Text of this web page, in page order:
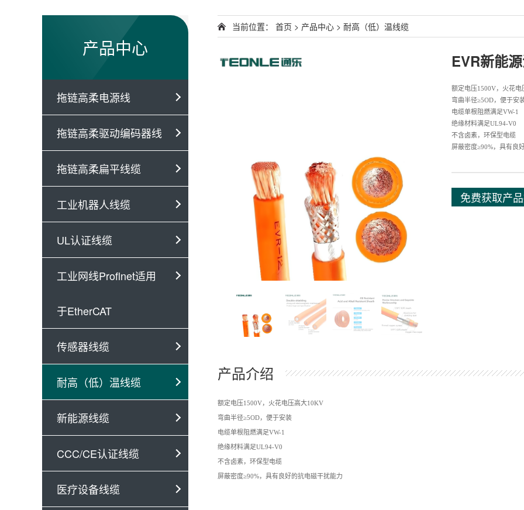
产品中心
拖链高柔电源线
拖链高柔驱动编码器线
拖链高柔扁平线缆
工业机器人线缆
UL认证线缆
工业网线Proflnet适用
于EtherCAT
传感器线缆
耐高（低）温线缆
新能源线缆
CCC/CE认证线缆
医疗设备线缆
当前位置： 首页 > 产品中心 > 耐高（低）温线缆
额定电压1500V，火花电
弯曲半径≥5OD，便于安
电缆单根阻燃满足VW-1
绝缘材料满足UL94-V0
不含卤素，环保型电缆
屏蔽密度≥90%，具有良
免费获取产
产品介绍
额定电压1500V，火花电压高大10KV
弯曲半径≥5OD，便于安装
电缆单根阻燃满足VW-1
绝缘材料满足UL94-V0
不含卤素，环保型电缆
屏蔽密度≥90%，具有良好的抗电磁干扰能力